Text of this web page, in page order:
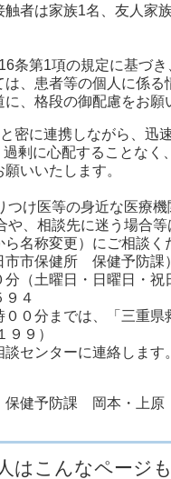
者は家族1名、友人家
条第1項の規定に基づ
、患者等の個人に係
、格段の御配慮をお願
密に連携しながら、迅
剰に心配することな
いいたします。
け医等の身近な医療機
、相談先に迷う場合等
称変更）にご相談く
市保健所 保健予防課）
曜日・日曜日・祝日
４
分までは、「三重県
９）
ンターに連絡します。
健予防課 岡本・上
はこんなページ